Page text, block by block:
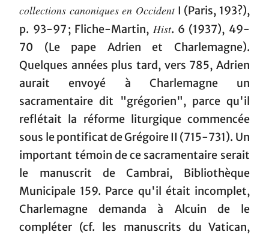
collections canoniques en Occident I (Paris, 193?),
p. 93-97 ; Fliche-Martin, Hist. 6 (1937), 49-
70 (Le pape Adrien et Charlemagne).
Quelques années plus tard, vers 785, Adrien
aurait envoyé à Charlemagne un
sacramentaire dit "grégorien", parce qu'il
reflétait la réforme liturgique commencée
sous le pontificat de Grégoire II (715-731). Un
important témoin de ce sacramentaire serait
le manuscrit de Cambrai, Bibliothèque
Municipale 159. Parce qu'il était incomplet,
Charlemagne demanda à Alcuin de le
compléter (cf. les manuscrits du Vatican,